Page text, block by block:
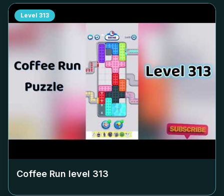
Level 313
Coffee Run level 313